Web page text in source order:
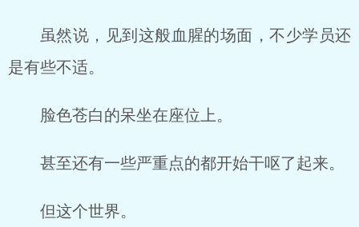
虽然说，见到这般血腥的场面，不少学员还
是有些不适。
脸色苍白的呆坐在座位上。
甚至还有一些严重点的都开始干呕了起来。
但这个世界。